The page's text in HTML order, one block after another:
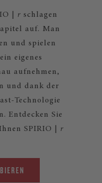
| r schlagen
auf. Man
und spielen
eigenes
aufnehmen,
und dank der
Technologie
Entdecken Sie
SPIRIO | r